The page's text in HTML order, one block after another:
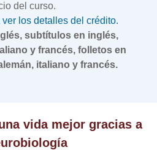
del curso.
los detalles del crédito.
subtítulos en inglés,
y francés, folletos en
italiano y francés.
vida mejor gracias a